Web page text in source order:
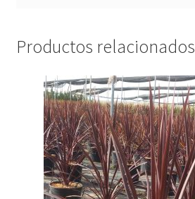
Productos relacionados